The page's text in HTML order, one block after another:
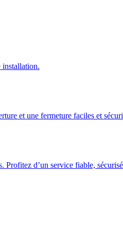
installation.
et une fermeture faciles et
d’un service fiable,